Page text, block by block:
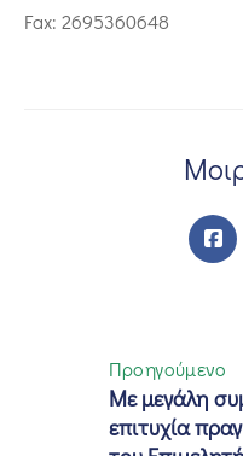
Fax: 2695360648
Προηγούμενο
Με μεγάλη
επιτυχία